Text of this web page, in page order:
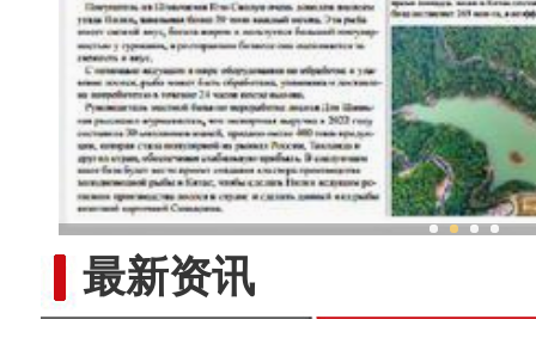
新疆兵团“大棚经济”赋能乡村振兴
最新资讯